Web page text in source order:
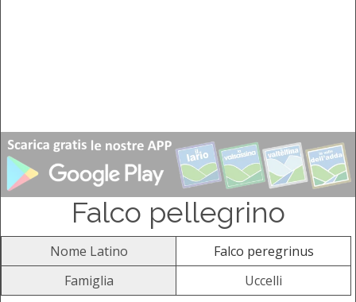
Falco pellegrino
Nome Latino
Falco peregrinus
Famiglia
Uccelli